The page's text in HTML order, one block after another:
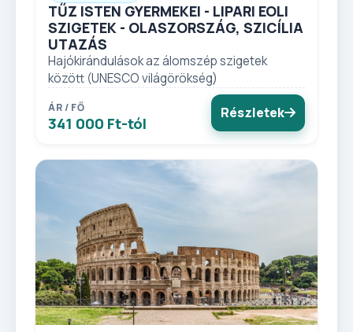
TŰZ ISTEN GYERMEKEI - LIPARI EOLI
SZIGETEK - OLASZORSZÁG, SZICÍLIA
UTAZÁS
Hajókirándulások az álomszép szigetek
között (UNESCO világörökség)
ÁR / FŐ
341 000 Ft-tól
Részletek